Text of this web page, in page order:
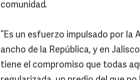
comunidad.
“Es un esfuerzo impulsado por la
ancho de la República, y en
tiene el compromiso que todas